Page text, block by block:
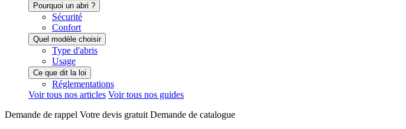
Pourquoi un abri ?
Sécurité
Confort
Quel modèle choisir
Type d'abris
Usage
Ce que dit la loi
Réglementations
Voir tous nos articles Voir tous nos guides
Demande de rappel Votre devis gratuit Demande de catalogue